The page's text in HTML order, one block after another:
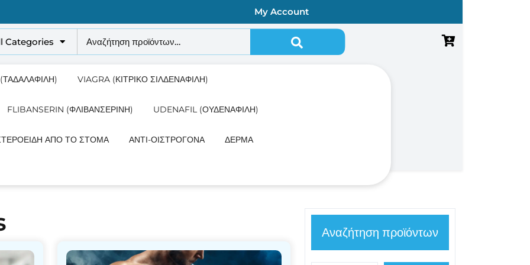
My Account
Categories
VIAGRA (ΚΙΤΡΙΚΌ ΣΙΛΔΕΝΑΦΊΛΗ)
FLIBANSERIN (ΦΛΙΒΑΝΣΕΡΊΝΗ) UDENAFIL (ΟΥΔΕΝΑΦΊΛΗ)
ΑΠΌ ΤΟ ΣΤΌΜΑ ΑΝΤΙ-ΟΙΣΤΡΟΓΌΝΑ ΔΈΡΜΑ
Αναζήτηση προϊόντων